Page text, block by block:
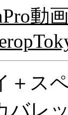
動
＋ス
バレ